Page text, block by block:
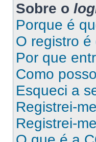
Sobre o
Porque é
O registro
Por que
Como
Esqueci a
Registrei-
Registrei-